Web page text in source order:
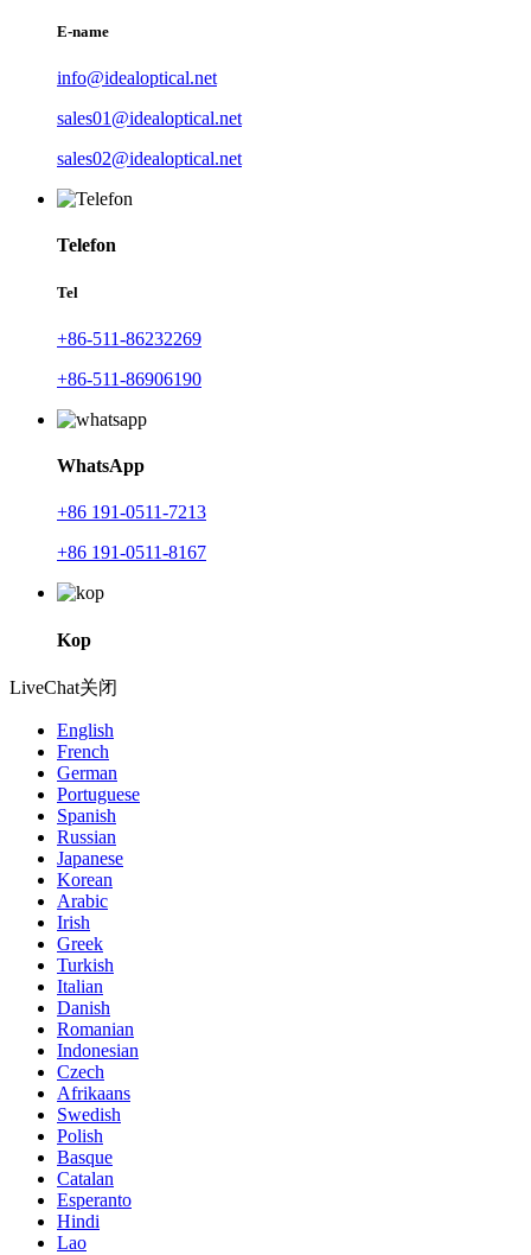
E-name
info@idealoptical.net
sales01@idealoptical.net
sales02@idealoptical.net
Telefon
Tel
+86-511-86232269
+86-511-86906190
WhatsApp
+86 191-0511-7213
+86 191-0511-8167
Kop
LiveChat关闭
English
French
German
Portuguese
Spanish
Russian
Japanese
Korean
Arabic
Irish
Greek
Turkish
Italian
Danish
Romanian
Indonesian
Czech
Afrikaans
Swedish
Polish
Basque
Catalan
Esperanto
Hindi
Lao